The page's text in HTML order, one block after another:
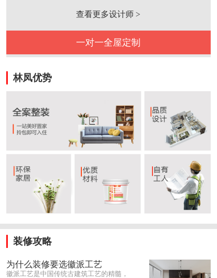
查看更多设计师 >
一对一全屋定制
林凤优势
装修攻略
为什么装修要选徽派工艺
徽派工艺是中国传统古建筑工艺的精髓，